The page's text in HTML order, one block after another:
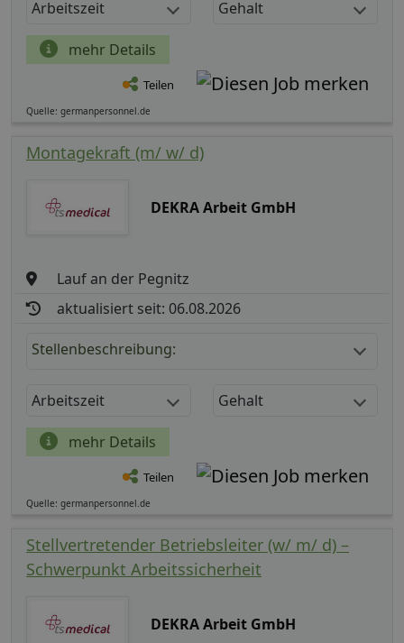
Arbeitszeit Gehalt
mehr Details
Teilen
Quelle: germanpersonnel.de
Montagekraft (m/ w/ d)
DEKRA Arbeit GmbH
Lauf an der Pegnitz
aktualisiert seit: 06.08.2026
Stellenbeschreibung:
Arbeitszeit Gehalt
mehr Details
Teilen
Quelle: germanpersonnel.de
Stellvertretender Betriebsleiter (w/ m/ d) –
Schwerpunkt Arbeitssicherheit
DEKRA Arbeit GmbH